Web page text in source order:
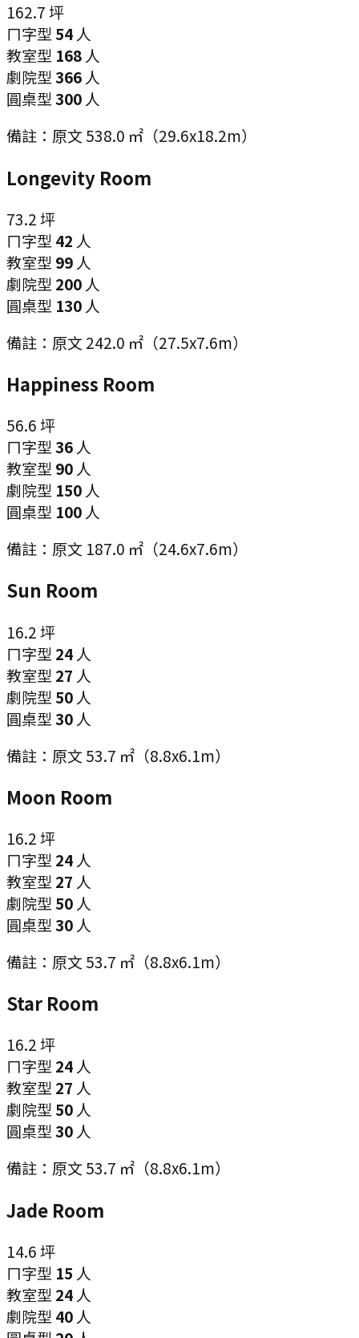
162.7坪
ㄇ字型 54 人
教室型 168 人
劇院型 366 人
圓桌型 300 人
備註： 原文 538.0 ㎡（29.6x18.2m）
Longevity Room
73.2坪
ㄇ字型 42 人
教室型 99 人
劇院型 200 人
圓桌型 130 人
備註： 原文 242.0 ㎡（27.5x7.6m）
Happiness Room
56.6坪
ㄇ字型 36 人
教室型 90 人
劇院型 150 人
圓桌型 100 人
備註： 原文 187.0 ㎡（24.6x7.6m）
Sun Room
16.2坪
ㄇ字型 24 人
教室型 27 人
劇院型 50 人
圓桌型 30 人
備註： 原文 53.7 ㎡（8.8x6.1m）
Moon Room
16.2坪
ㄇ字型 24 人
教室型 27 人
劇院型 50 人
圓桌型 30 人
備註： 原文 53.7 ㎡（8.8x6.1m）
Star Room
16.2坪
ㄇ字型 24人
教室型 27 人
劇院型 50人
圓桌型30人
備註： 原文 53.7 ㎡（8.8x6.1m）
Jade Room
14.6坪
ㄇ字型 15 人
教室型 24 人
劇院型 40 人